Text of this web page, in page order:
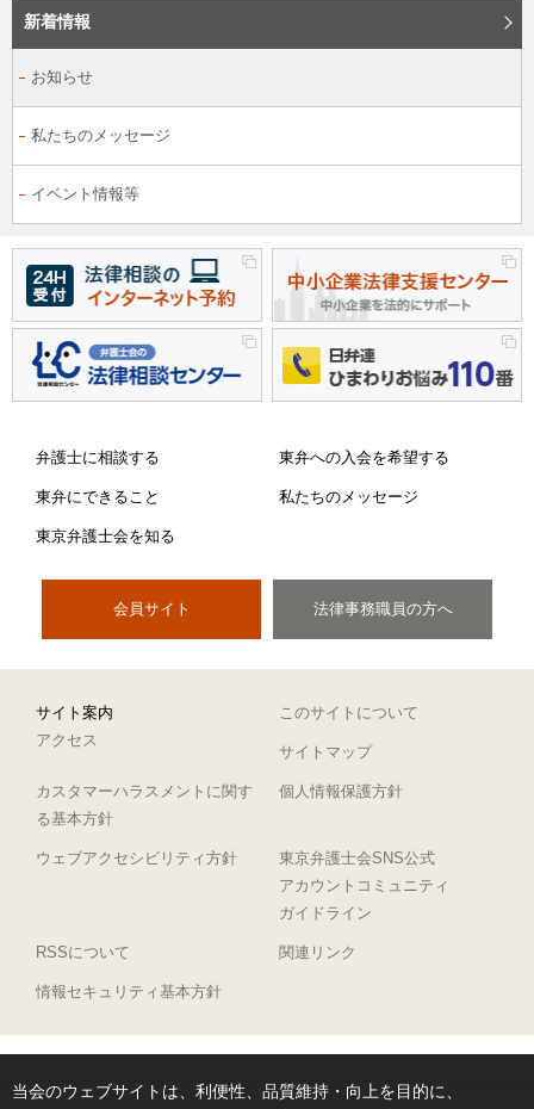
新着情報
お知らせ
私たちのメッセージ
イベント情報等
当会のウェブサイトは、利便性、品質維持・向上を目的に、
弁護士に相談する 東弁への入会を希望する
東弁にできること 私たちのメッセージ
東京弁護士会を知る
会員サイト 法律事務職員の方へ
サイト案内
このサイトについて
アクセス
サイトマップ
カスタマーハラスメントに関す
る基本方針
個人情報保護方針
ウェブアクセシビリティ方針
東京弁護士会SNS公式
アカウントコミュニティ
ガイドライン
RSSについて 関連リンク
情報セキュリティ基本方針